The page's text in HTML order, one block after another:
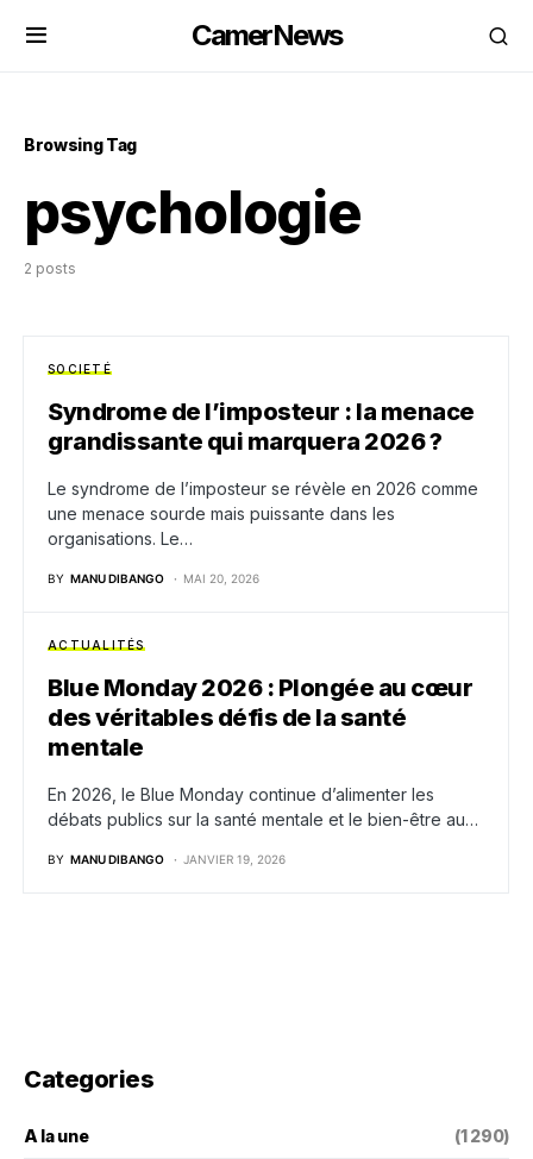
CamerNews
Browsing Tag
psychologie
2 posts
SOCIETÉ
Syndrome de l’imposteur : la menace
grandissante qui marquera 2026 ?
Le syndrome de l’imposteur se révèle en 2026 comme
une menace sourde mais puissante dans les
organisations. Le…
BY MANU DIBANGO MAI 20, 2026
ACTUALITÉS
Blue Monday 2026 : Plongée au cœur
des véritables défis de la santé
mentale
En 2026, le Blue Monday continue d’alimenter les
débats publics sur la santé mentale et le bien-être au…
BY MANU DIBANGO JANVIER 19, 2026
Categories
A la une (1 290)